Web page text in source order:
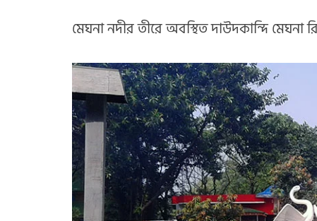
মেঘনা নদীর তীরে অবস্থিত দাউদকান্দি